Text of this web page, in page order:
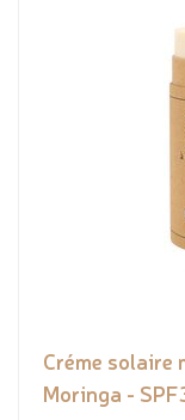
Créme solaire
Moringa -